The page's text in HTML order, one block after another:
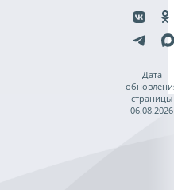
Дата
страницы
06.08.2026